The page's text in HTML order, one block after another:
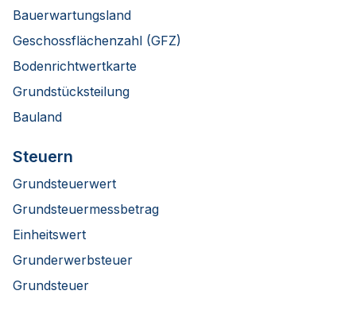
Bauerwartungsland
Geschossflächenzahl (GFZ)
Bodenrichtwertkarte
Grundstücksteilung
Bauland
Steuern
Grundsteuerwert
Grundsteuermessbetrag
Einheitswert
Grunderwerbsteuer
Grundsteuer